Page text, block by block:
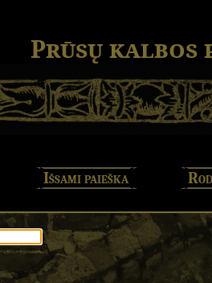
Prūsų kalbos
Išsami paieška